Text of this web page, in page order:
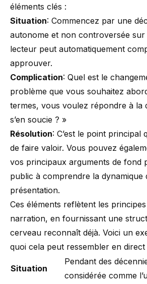
éléments clés :
Situation: Commencez par une
autonome et non controversée sur
lecteur peut automatiquement
approuver.
Complication: Quel est le
problème que vous souhaitez
termes, vous voulez répondre à la
s’en soucie ? »
Résolution: C’est le point principal
de faire valoir. Vous pouvez
vos principaux arguments de fond
public à comprendre la dynamique
présentation.
Ces éléments reflètent les
narration, en fournissant une
cerveau reconnaît déjà. Voici un
quoi cela peut ressembler en direct
Situation
Pendant des
considérée comme